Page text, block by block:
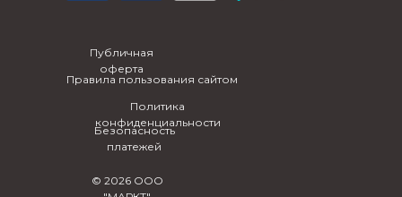
Публичная
оферта
Правила пользования сайтом
Политика
конфиденциальности
Безопасность
платежей
© 2026 ООО